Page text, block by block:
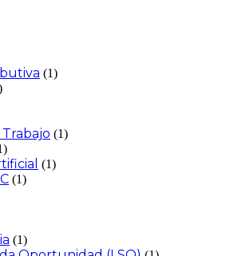
(1)
(1)
(1)
(1)
(1)